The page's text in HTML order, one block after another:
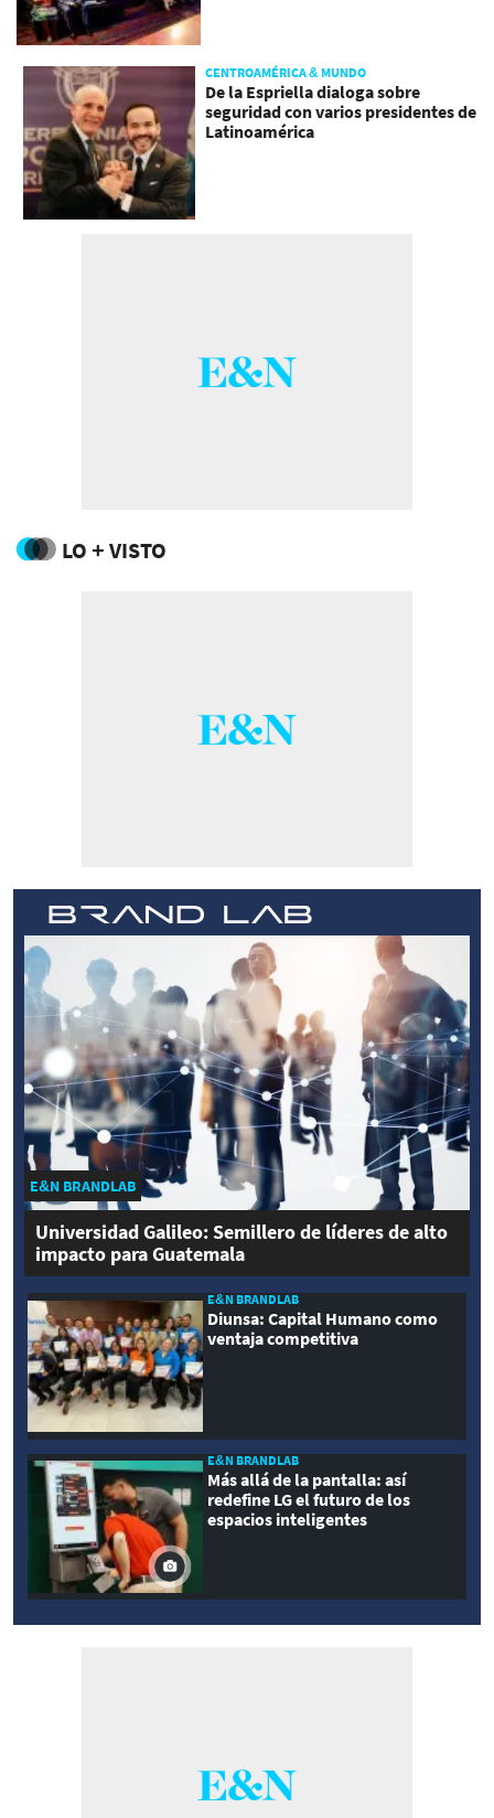
CENTROAMÉRICA & MUNDO
De la Espriella dialoga sobre
seguridad con varios presidentes de
Latinoamérica
LO + VISTO
E&N BRANDLAB
Universidad Galileo: Semillero de líderes de alto
impacto para Guatemala
E&N BRANDLAB
Diunsa: Capital Humano como
ventaja competitiva
E&N BRANDLAB
Más allá de la pantalla: así
redefine LG el futuro de los
espacios inteligentes